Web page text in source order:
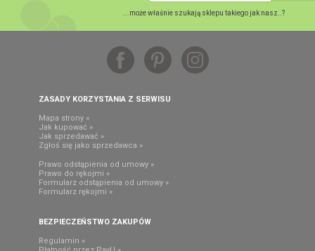
...może właśnie szukają sklepu takiego jak nasz..?
ZASADY KORZYSTANIA Z SERWISU
Mapa strony »
Jak kupować »
Jak sprzedawać »
Zgłoś się jako sprzedawca »
Prawo odstąpienia od umowy »
Prawo do rękojmi »
Formularz odstąpienia od umowy »
Formularz rękojmi »
BEZPIECZEŃSTWO ZAKUPÓW
Regulamin »